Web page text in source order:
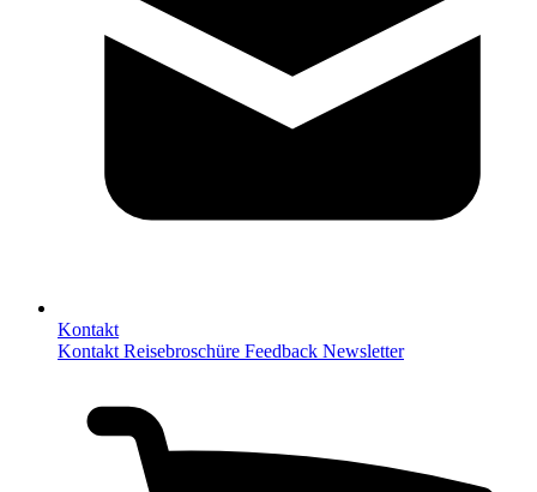
Kontakt
Kontakt Reisebroschüre Feedback Newsletter